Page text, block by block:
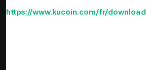
https://www.kucoin.com/fr/download